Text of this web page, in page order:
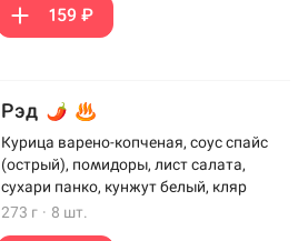
159 ₽
Рэд
Курица варено-копченая, соус спайс
(острый), помидоры, лист салата,
сухари панко, кунжут белый, кляр
273 г · 8 шт.